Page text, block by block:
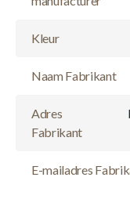
Kleur
Naam Fabrikant
Adres
Fabrikant
E-mailadres